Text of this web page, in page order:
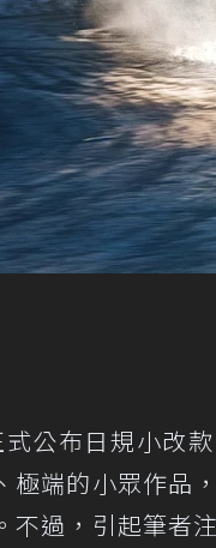
式公布日規小改
、極端的小眾作品
不過，引起筆者